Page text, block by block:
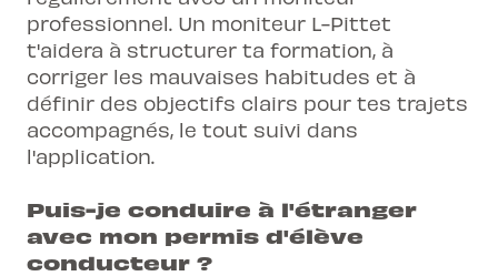
professionnel. Un moniteur L-Pittet
t'aidera à structurer ta formation, à
corriger les mauvaises habitudes et à
définir des objectifs clairs pour tes trajets
accompagnés, le tout suivi dans
l'application.
Puis-je conduire à l'étranger
avec mon permis d'élève
conducteur ?